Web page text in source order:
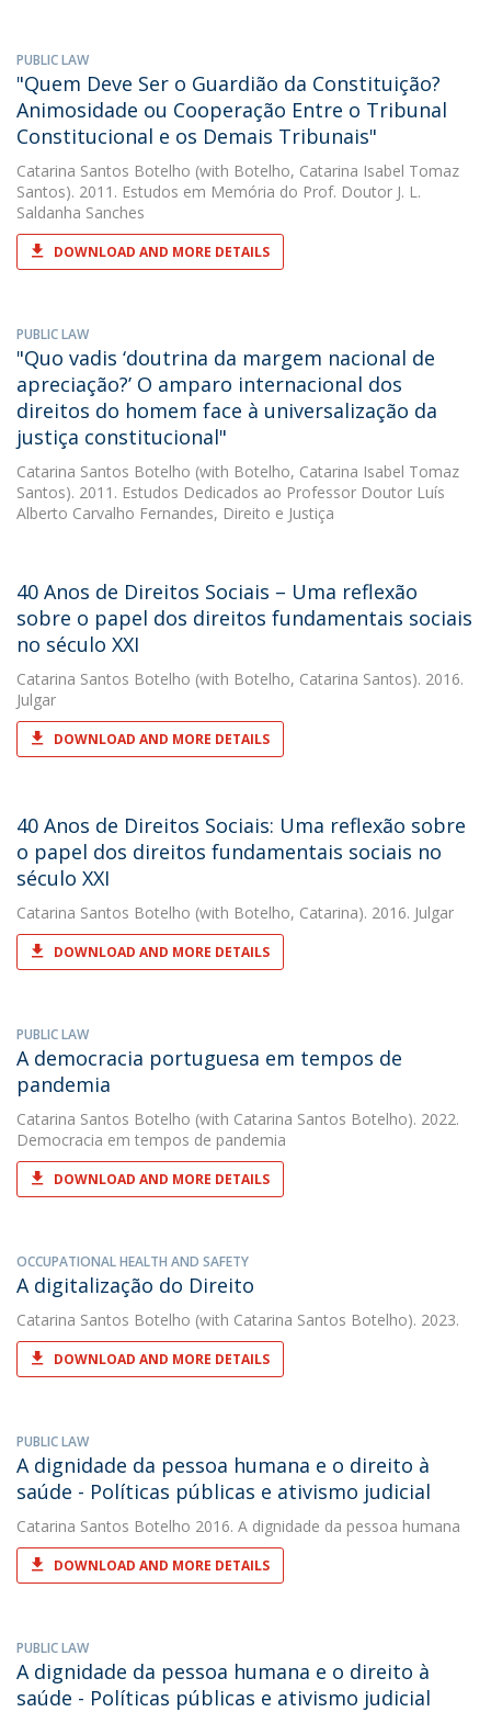
PUBLIC LAW
"Quem Deve Ser o Guardião da Constituição?
Animosidade ou Cooperação Entre o Tribunal
Constitucional e os Demais Tribunais"
Catarina Santos Botelho (with Botelho, Catarina Isabel Tomaz
Santos). 2011. Estudos em Memória do Prof. Doutor J. L.
Saldanha Sanches
DOWNLOAD AND MORE DETAILS
PUBLIC LAW
"Quo vadis ‘doutrina da margem nacional de
apreciação?’ O amparo internacional dos
direitos do homem face à universalização da
justiça constitucional"
Catarina Santos Botelho (with Botelho, Catarina Isabel Tomaz
Santos). 2011. Estudos Dedicados ao Professor Doutor Luís
Alberto Carvalho Fernandes, Direito e Justiça
40 Anos de Direitos Sociais – Uma reflexão
sobre o papel dos direitos fundamentais sociais
no século XXI
Catarina Santos Botelho (with Botelho, Catarina Santos). 2016.
Julgar
DOWNLOAD AND MORE DETAILS
40 Anos de Direitos Sociais: Uma reflexão sobre
o papel dos direitos fundamentais sociais no
século XXI
Catarina Santos Botelho (with Botelho, Catarina). 2016. Julgar
DOWNLOAD AND MORE DETAILS
PUBLIC LAW
A democracia portuguesa em tempos de
pandemia
Catarina Santos Botelho (with Catarina Santos Botelho). 2022.
Democracia em tempos de pandemia
DOWNLOAD AND MORE DETAILS
OCCUPATIONAL HEALTH AND SAFETY
A digitalização do Direito
Catarina Santos Botelho (with Catarina Santos Botelho). 2023.
DOWNLOAD AND MORE DETAILS
PUBLIC LAW
A dignidade da pessoa humana e o direito à
saúde - Políticas públicas e ativismo judicial
Catarina Santos Botelho 2016. A dignidade da pessoa humana
DOWNLOAD AND MORE DETAILS
PUBLIC LAW
A dignidade da pessoa humana e o direito à
saúde - Políticas públicas e ativismo judicial